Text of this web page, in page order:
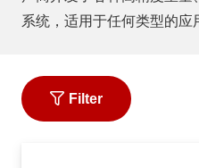
系统，适用于任何类型的应
Filter